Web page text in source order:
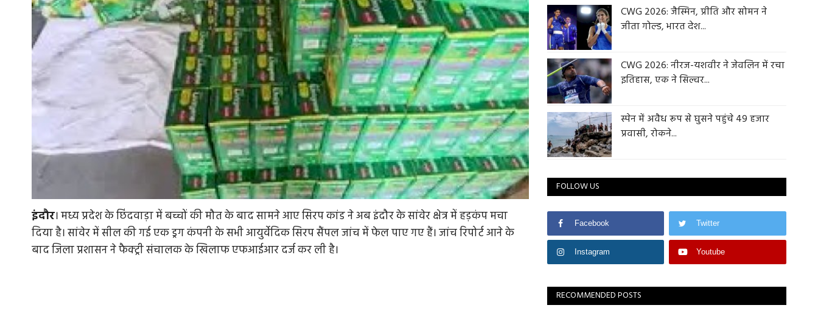
इंदौर। मध्य प्रदेश के छिंदवाड़ा में बच्चों की मौत के बाद सामने आए सिरप कांड ने अब इंदौर के सांवेर क्षेत्र में हड़कंप मचा
दिया है। सांवेर में सील की गई एक ड्रग कंपनी के सभी आयुर्वेदिक सिरप सैंपल जांच में फेल पाए गए हैं। जांच रिपोर्ट आने के
बाद जिला प्रशासन ने फैक्ट्री संचालक के खिलाफ एफआईआर दर्ज कर ली है।
CWG 2026: जैस्मिन, प्रीति और सोमन ने
जीता गोल्ड, भारत देश...
CWG 2026: नीरज-यशवीर ने जेवलिन में रचा
इतिहास, एक ने सिल्वर...
स्पेन में अवैध रूप से घुसने पहुंचे 49 हजार
प्रवासी, रोकने...
FOLLOW US
Facebook Twitter
Instagram Youtube
RECOMMENDED POSTS